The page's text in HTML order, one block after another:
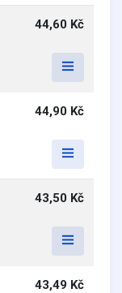
44,60 Kč
44,90 Kč
43,50 Kč
43,49 Kč